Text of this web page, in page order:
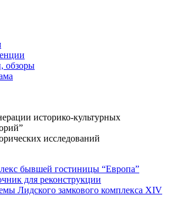
обзоры
историко-культурных
исследований
бывшей гостиницы “Европа”
для реконструкции
Лидского замкового комплекса XIV